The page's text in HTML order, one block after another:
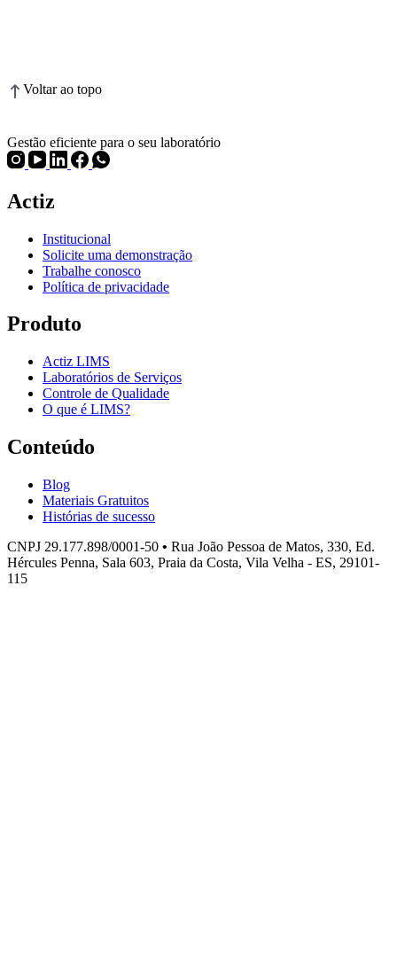
Voltar ao topo
Gestão eficiente para o seu laboratório
Actiz
Institucional
Solicite uma demonstração
Trabalhe conosco
Política de privacidade
Produto
Actiz LIMS
Laboratórios de Serviços
Controle de Qualidade
O que é LIMS?
Conteúdo
Blog
Materiais Gratuitos
Histórias de sucesso
CNPJ 29.177.898/0001-50 • Rua João Pessoa de Matos, 330, Ed.
Hércules Penna, Sala 603, Praia da Costa, Vila Velha - ES, 29101-
115